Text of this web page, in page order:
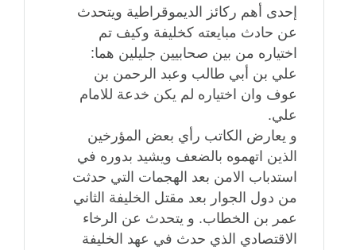
إحدى أهم ركائز الديموقراطية ويتحدث
عن حادث مبايعته كخليفة وكيف تم
اختياره من بين صحابيين جليلين هما:
علي بن أبي طالب وعبد الرحمن بن
عوف وان اختياره لم يكن خدعة للامام
علي.
و يعارض الكاتب رأي بعض المؤرخين
الذين اتهموه بالضعف ويشيد بدوره في
استدباب الامن بعد الهجمات التي حدثت
من دول الجوار بعد مقتل الخليفة الثاني
عمر بن الخطاب. و يتحدث عن الرخاء
الاقتصادي الذي حدث في عهد الخليفة